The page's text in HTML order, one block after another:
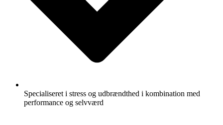
Specialiseret i stress og udbrændthed i kombination med
performance og selvværd